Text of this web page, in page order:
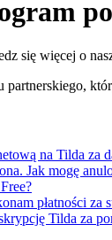
się więcej o
partnerskiego,
na Tilda za
Jak mogę
płatności za
Tilda za